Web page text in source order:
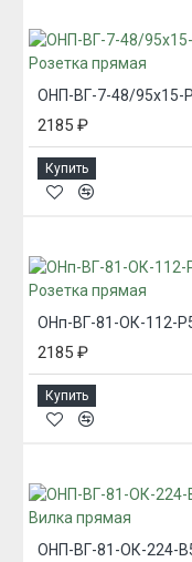
2185 ₽
Купить
2185 ₽
Купить